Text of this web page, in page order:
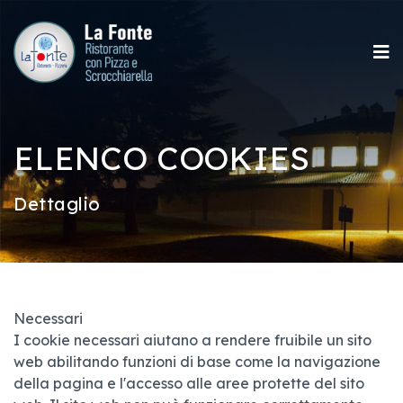
ELENCO COOKIES
Dettaglio
Necessari
I cookie necessari aiutano a rendere fruibile un sito
web abilitando funzioni di base come la navigazione
della pagina e l'accesso alle aree protette del sito